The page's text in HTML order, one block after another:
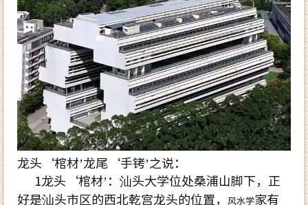
龙头‘棺材’龙尾‘手铐’之说：
1龙头‘棺材’：汕头大学位处桑浦山脚下，正
好是汕头市区的西北乾宫龙头的位置，
风水学家有